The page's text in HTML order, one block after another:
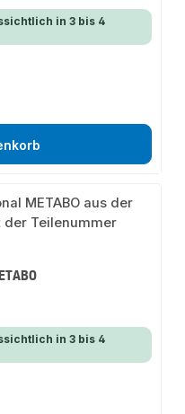
in 3 bis 4
in 3 bis 4